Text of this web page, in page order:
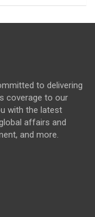
to delivering
coverage to our
with the latest
affairs and
and more.